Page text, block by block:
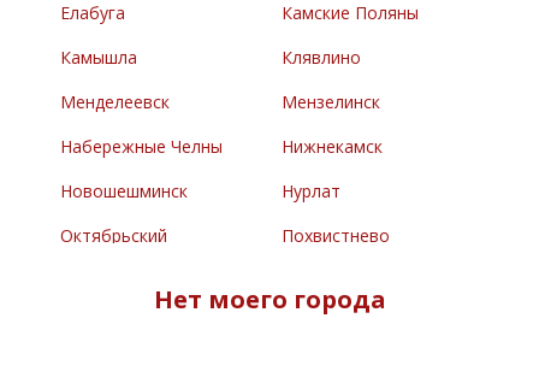
Елабуга
Камские Поляны
Камышла
Клявлино
Менделеевск
Мензелинск
Набережные Челны
Нижнекамск
Новошешминск
Нурлат
Октябрьский
Похвистнево
Нет моего города